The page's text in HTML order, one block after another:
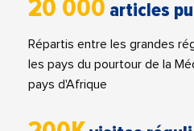
20 000 articles
Répartis entre les grandes
les pays du pourtour de la
pays d'Afrique